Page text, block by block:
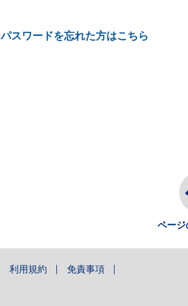
パスワードを忘れた方はこちら
ページ
利用規約 免責事項